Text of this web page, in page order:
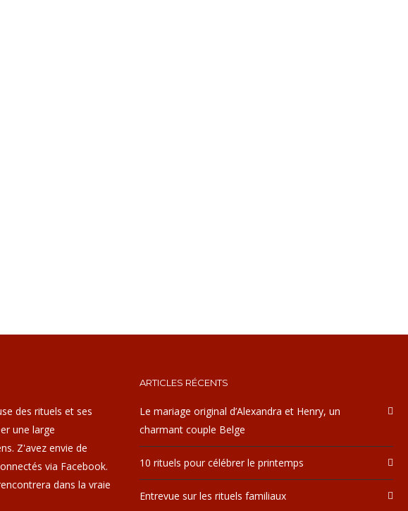
des rituels et ses
une large
Z'avez envie de
via Facebook.
dans la vraie
ARTICLES RÉCENTS
Le mariage original d’Alexandra et Henry, un
charmant couple Belge
10 rituels pour célébrer le printemps
Entrevue sur les rituels familiaux